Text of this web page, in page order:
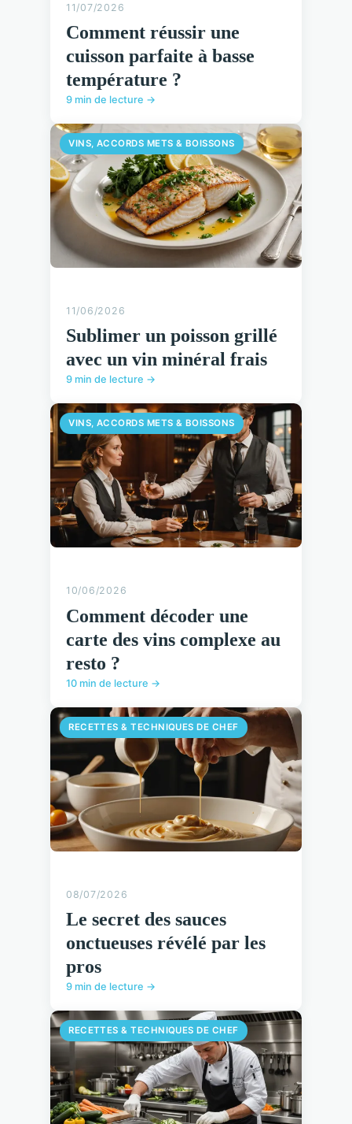
11/07/2026
Comment réussir une
cuisson parfaite à basse
température ?
9 min de lecture →
VINS, ACCORDS METS & BOISSONS
11/06/2026
Sublimer un poisson grillé
avec un vin minéral frais
9 min de lecture →
VINS, ACCORDS METS & BOISSONS
10/06/2026
Comment décoder une
carte des vins complexe au
resto ?
10 min de lecture →
RECETTES & TECHNIQUES DE CHEF
08/07/2026
Le secret des sauces
onctueuses révélé par les
pros
9 min de lecture →
RECETTES & TECHNIQUES DE CHEF